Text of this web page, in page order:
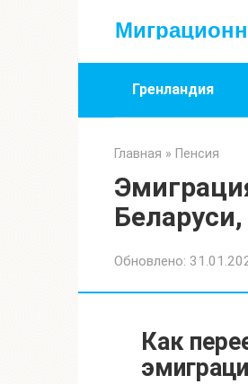
Гренландия
Главная » Пенсия
Обновлено:
Как